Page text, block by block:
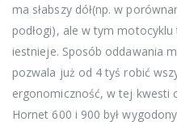
ma słabszy dół(np. w
podłogi), ale w tym
iestnieje. Sposób oddawania
pozwala już od 4 tyś robić
ergonomiczność, w tej kwesti
Hornet 600 i 900 był